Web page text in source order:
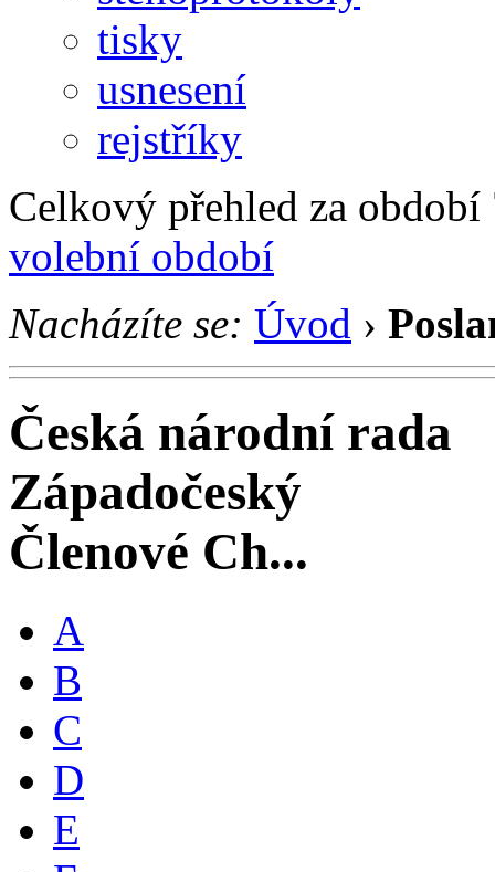
tisky
usnesení
rejstříky
Celkový přehled za
volební období
Nacházíte se: Úvod ›
Česká národní rada
Západočeský
Členové Ch...
A
B
C
D
E